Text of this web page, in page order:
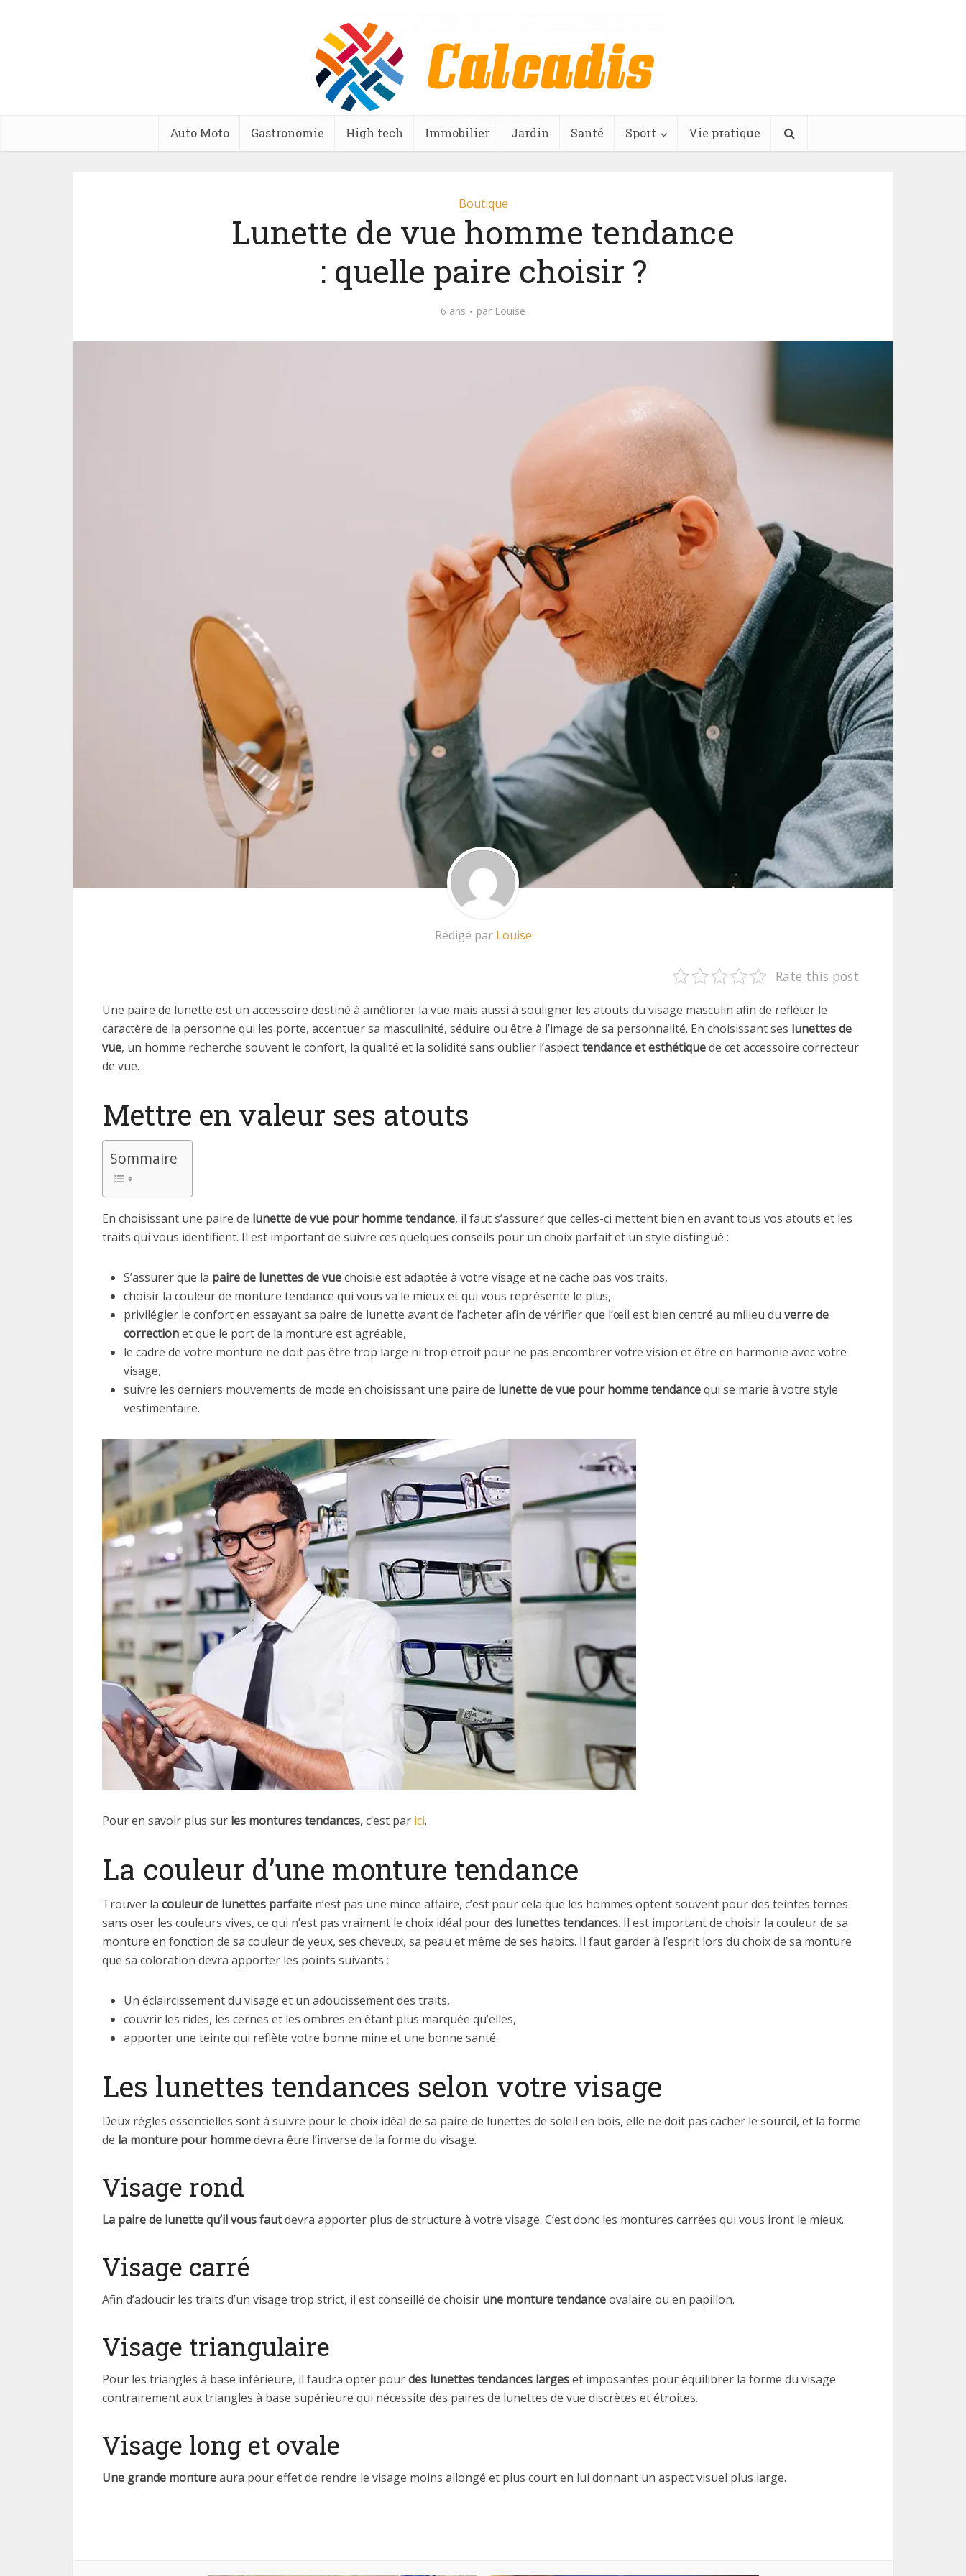
Auto Moto Gastronomie High tech Immobilier Jardin Santé Sport Vie pratique
Boutique
Lunette de vue homme tendance
: quelle paire choisir ?
6 ans par Louise
Rédigé par Louise
Rate this post
Une paire de lunette est un accessoire destiné à améliorer la vue mais aussi à souligner les atouts du visage masculin afin de refléter le
caractère de la personne qui les porte, accentuer sa masculinité, séduire ou être à l’image de sa personnalité. En choisissant ses lunettes de
vue, un homme recherche souvent le confort, la qualité et la solidité sans oublier l’aspecttendance et esthétiquede cet accessoire correcteur
de vue.
Mettre en valeur ses atouts
Sommaire
En choisissant une paire de lunette de vue pour homme tendance, il faut s’assurer que celles-ci mettent bien en avant tous vos atouts et les
traits qui vous identifient. Il est important de suivre ces quelques conseils pour un choix parfait et un style distingué :
S’assurer que la paire de lunettes de vuechoisie est adaptée à votre visage et ne cache pas vos traits,
choisir la couleur de monture tendance qui vous va le mieux et qui vous représente le plus,
privilégier le confort en essayant sa paire de lunette avant de l’acheter afin de vérifier que l’œil est bien centré au milieu du verre de
correctionet que le port de la monture est agréable,
le cadre de votre monture ne doit pas être trop large ni trop étroit pour ne pas encombrer votre vision et être en harmonie avec votre
visage,
suivre les derniers mouvements de mode en choisissant une paire de lunette de vue pour homme tendancequi se marie à votre style
vestimentaire.
Pour en savoir plus sur les montures tendances,c’est par ici.
La couleur d’une monture tendance
Trouver la couleur de lunettes parfaite n’est pas une mince affaire, c’est pour cela que les hommes optent souvent pour des teintes ternes
sans oser les couleurs vives, ce qui n’est pas vraiment le choix idéal pourdes lunettes tendances. Il est important de choisir la couleur de sa
monture en fonction de sa couleur de yeux, ses cheveux, sa peau et même de ses habits. Il faut garder à l’esprit lors du choix de sa monture
que sa coloration devra apporter les points suivants :
Un éclaircissement du visage et un adoucissement des traits,
couvrir les rides, les cernes et les ombres en étant plus marquée qu’elles,
apporter une teinte qui reflète votre bonne mine et une bonne santé.
Les lunettes tendances selon votre visage
Deux règles essentielles sont à suivre pour le choix idéal de sa paire de lunettes de soleil en bois, elle ne doit pas cacher le sourcil, et la forme
de la monture pour hommedevra être l’inverse de la forme du visage.
Visage rond
La paire de lunette qu’il vous fautdevra apporter plus de structure à votre visage. C’est donc les montures carrées qui vous iront le mieux.
Visage carré
Afin d’adoucir les traits d’un visage trop strict, il est conseillé de choisir une monture tendanceovalaire ou en papillon.
Visage triangulaire
Pour les triangles à base inférieure, il faudra opter pourdes lunettes tendances largeset imposantes pour équilibrer la forme du visage
contrairement aux triangles à base supérieure qui nécessite des paires de lunettes de vue discrètes et étroites.
Visage long et ovale
Une grande montureaura pour effet de rendre le visage moins allongé et plus court en lui donnant un aspect visuel plus large.